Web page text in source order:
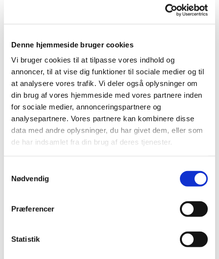
Denne hjemmeside bruger cookies
Vi bruger cookies til at tilpasse vores indhold og
annoncer, til at vise dig funktioner til sociale medier og til
at analysere vores trafik. Vi deler også oplysninger om
din brug af vores hjemmeside med vores partnere inden
for sociale medier, annonceringspartnere og
analysepartnere. Vores partnere kan kombinere disse
data med andre oplysninger, du har givet dem, eller som
de har indsamlet fra din brug af deres tjenester.
Nødvendig
Præferencer
Statistik